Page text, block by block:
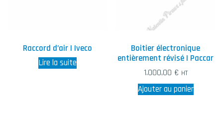
Raccord d’air | Iveco
Lire la suite
Boitier électronique
entièrement révisé | Paccar
1.000,00 € HT
Ajouter au panier